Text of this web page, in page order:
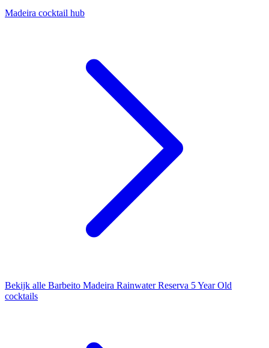
Madeira cocktail hub
Bekijk alle Barbeito Madeira Rainwater Reserva 5 Year Old
cocktails